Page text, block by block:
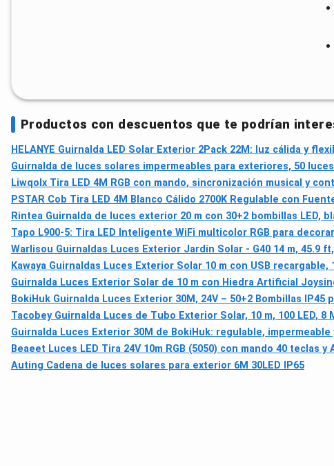
Productos con descuentos que te podrían
HELANYE Guirnalda LED Solar Exterior 2Pack 22M: luz cálida y
Guirnalda de luces solares impermeables para exteriores, 50
Liwqolx Tira LED 4M RGB con mando, sincronización musical y
PSTAR Cob Tira LED 4M Blanco Cálido 2700K Regulable con
Rintea Guirnalda de luces exterior 20 m con 30+2 bombillas LED,
Tapo L900-5: Tira LED Inteligente WiFi multicolor RGB para
Warlisou Guirnaldas Luces Exterior Jardin Solar - G40 14 m, 45.9
Kawaya Guirnaldas Luces Exterior Solar 10 m con USB
Guirnalda Luces Exterior Solar de 10 m con Hiedra Artificial
BokiHuk Guirnalda Luces Exterior 30M, 24V – 50+2 Bombillas IP45
Tacobey Guirnalda Luces de Tubo Exterior Solar, 10 m, 100 LED, 8
Guirnalda Luces Exterior 30M de BokiHuk: regulable,
Beaeet Luces LED Tira 24V 10m RGB (5050) con mando 40
Auting Cadena de luces solares para exterior 6M 30LED IP65